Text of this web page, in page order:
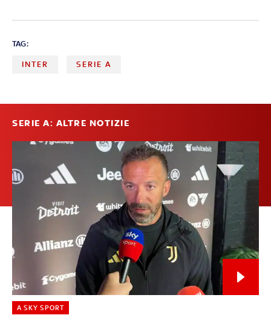
TAG:
INTER SERIE A
SERIE A: ALTRE NOTIZIE
A SKY SPORT